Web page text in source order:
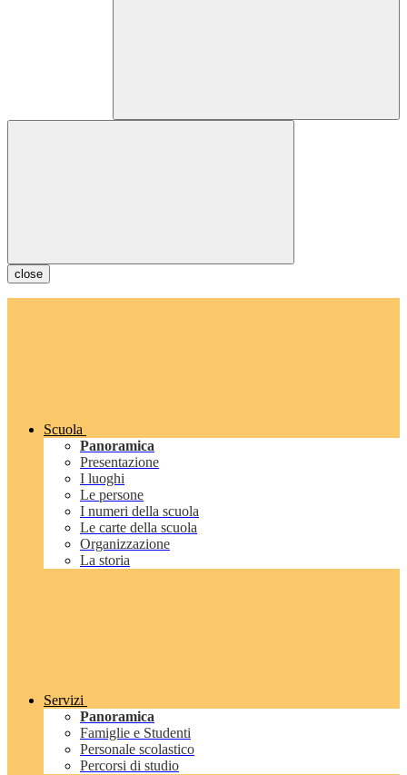
close
Scuola
Panoramica
Presentazione
I luoghi
Le persone
I numeri della scuola
Le carte della scuola
Organizzazione
La storia
Servizi
Panoramica
Famiglie e Studenti
Personale scolastico
Percorsi di studio